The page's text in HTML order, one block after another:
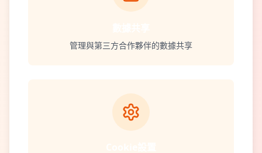
管理與第三方合作夥伴的數據共享